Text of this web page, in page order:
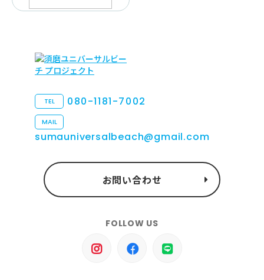
TEL 080-1181-7002
MAIL
sumauniversalbeach@gmail.com
お問い合わせ
FOLLOW US